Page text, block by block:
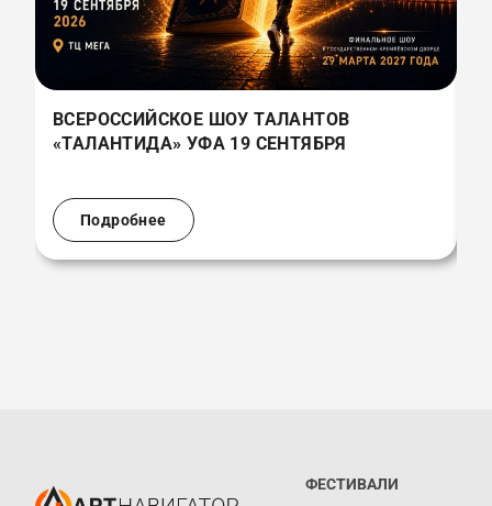
ВСЕРОССИЙСКОЕ ШОУ ТАЛАНТОВ
«ТАЛАНТИДА» УФА 19 СЕНТЯБРЯ
Подробнее
ФЕСТИВАЛИ